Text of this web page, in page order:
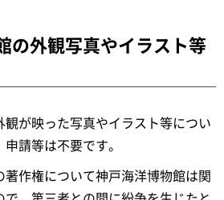
の外観写真やイラスト等
観が映った写真やイラスト等につい
請等は不要です。
作権について神戸海洋博物館は関